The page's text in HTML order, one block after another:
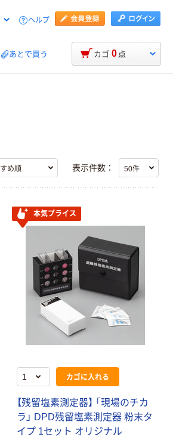
ヘルプ
あとで買う カゴ 0 点
表示件数：
本気プライス
カゴに入れる
【残留塩素測定器】 「現場のチカ
ラ」 DPD残留塩素測定器 粉末タ
イプ 1セット オリジナル